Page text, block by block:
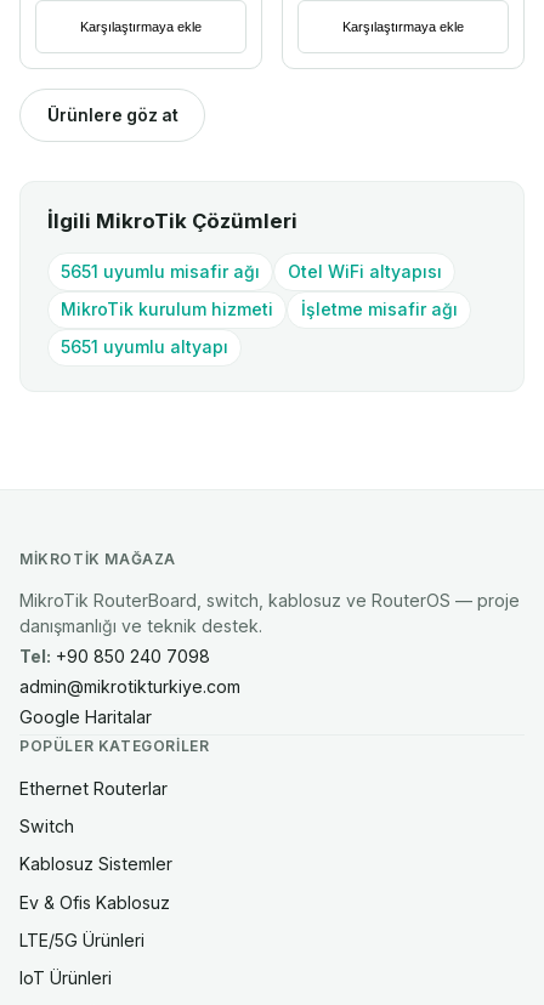
Karşılaştırmaya ekle Karşılaştırmaya ekle
Ürünlere göz at
İlgili MikroTik Çözümleri
5651 uyumlu misafir ağı
Otel WiFi altyapısı
MikroTik kurulum hizmeti
İşletme misafir ağı
5651 uyumlu altyapı
MIKROTIK MAĞAZA
MikroTik RouterBoard, switch, kablosuz ve RouterOS — proje
danışmanlığı ve teknik destek.
Tel: +90 850 240 7098
admin@mikrotikturkiye.com
Google Haritalar
POPÜLER KATEGORILER
Ethernet Routerlar
Switch
Kablosuz Sistemler
Ev & Ofis Kablosuz
LTE/5G Ürünleri
IoT Ürünleri